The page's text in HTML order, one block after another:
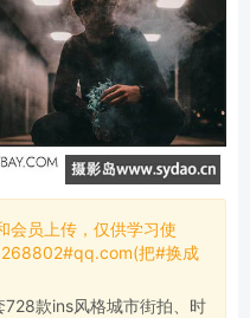
会员上传，仅供学习使
把#换成
728款ins风格城市街拍、时